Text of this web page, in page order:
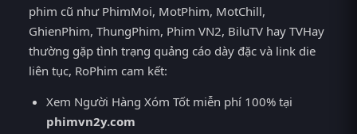
phim cũ như PhimMoi, MotPhim, MotChill,
GhienPhim, ThungPhim, Phim VN2, BiluTV hay TVHay
thường gặp tình trạng quảng cáo dày đặc và link die
liên tục, RoPhim cam kết:
Xem Người Hàng Xóm Tốt miễn phí 100% tại
phimvn2y.com